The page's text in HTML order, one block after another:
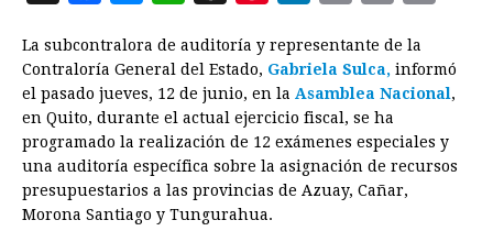
c
e
b
o
o
k
s
s
e
n
g
e
a
t
s
A
p
p
r
e
a
d
s
n
t
e
r
e
s
n
k
e
d
I
a
i
l
i
n
y
i
La subcontralora de auditoría y representante de la
Contraloría General del Estado, Gabriela Sulca, informó
el pasado jueves, 12 de junio, en la Asamblea Nacional,
en Quito, durante el actual ejercicio fiscal, se ha
programado la realización de 12 exámenes especiales y
una auditoría específica sobre la asignación de recursos
presupuestarios a las provincias de Azuay, Cañar,
Morona Santiago y Tungurahua.